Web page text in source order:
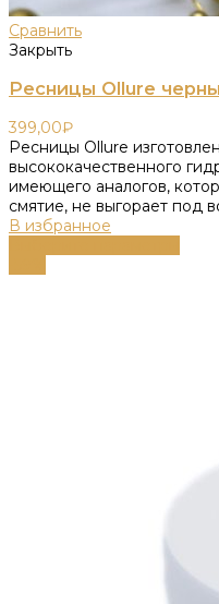
Сравнить
Закрыть
Ресницы Ollure
399,00₽
Ресницы Ollure
высококачественного
имеющего аналогов,
смятие, не выгорает под
В избранное